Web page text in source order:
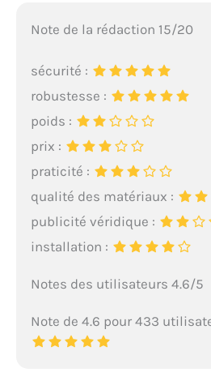
Note de la rédaction 15/20
sécurité :
robustesse :
poids :
prix :
praticité :
qualité des matériaux :
publicité véridique :
installation :
Notes des utilisateurs 4.6/5
Note de 4.6 pour 433